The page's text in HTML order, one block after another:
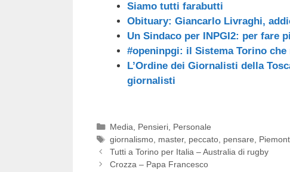
Siamo tutti farabutti
Obituary: Giancarlo Livraghi,
Un Sindaco per INPGI2: per fare
#openinpgi: il Sistema Torino che
L’Ordine dei Giornalisti della
giornalisti
Categorie
Media Pensieri, Personale
Tag
giornalismo, master, peccato, pensare
Tutti a Torino per Italia – Australia di rugby
Crozza – Papa Francesco